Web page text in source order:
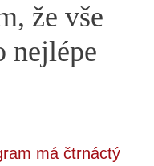
že vše
nejlépe
má čtrnáctý